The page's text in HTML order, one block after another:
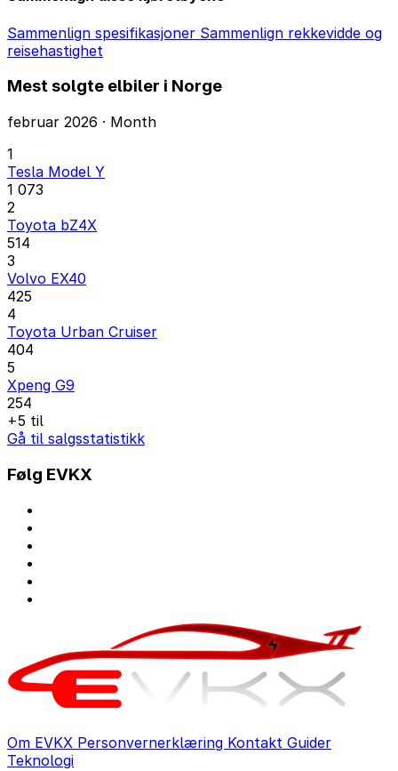
Sammenlign spesifikasjoner Sammenlign rekkevidde og
reisehastighet
Mest solgte elbiler i Norge
februar 2026 · Month
1
Tesla Model Y
1 073
2
Toyota bZ4X
514
3
Volvo EX40
425
4
Toyota Urban Cruiser
404
5
Xpeng G9
254
+5 til
Gå til salgsstatistikk
Følg EVKX
Om EVKX Personvernerklæring Kontakt Guider
Teknologi